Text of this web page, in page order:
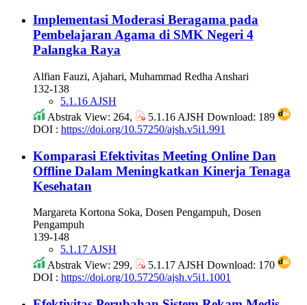
Implementasi Moderasi Beragama pada
Pembelajaran Agama di SMK Negeri 4
Palangka Raya
Alfian Fauzi, Ajahari, Muhammad Redha Anshari
132-138
5.1.16 AJSH
Abstrak View: 264,
5.1.16 AJSH Download: 189
DOI : https://doi.org/10.57250/ajsh.v5i1.991
Komparasi Efektivitas Meeting Online Dan
Offline Dalam Meningkatkan Kinerja Tenaga
Kesehatan
Margareta Kortona Soka, Dosen Pengampuh, Dosen
Pengampuh
139-148
5.1.17 AJSH
Abstrak View: 299,
5.1.17 AJSH Download: 170
DOI : https://doi.org/10.57250/ajsh.v5i1.1001